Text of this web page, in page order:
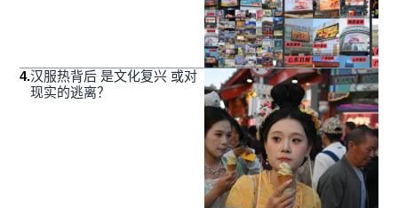
4.汉服热背后 是文化复兴 或对
现实的逃离？